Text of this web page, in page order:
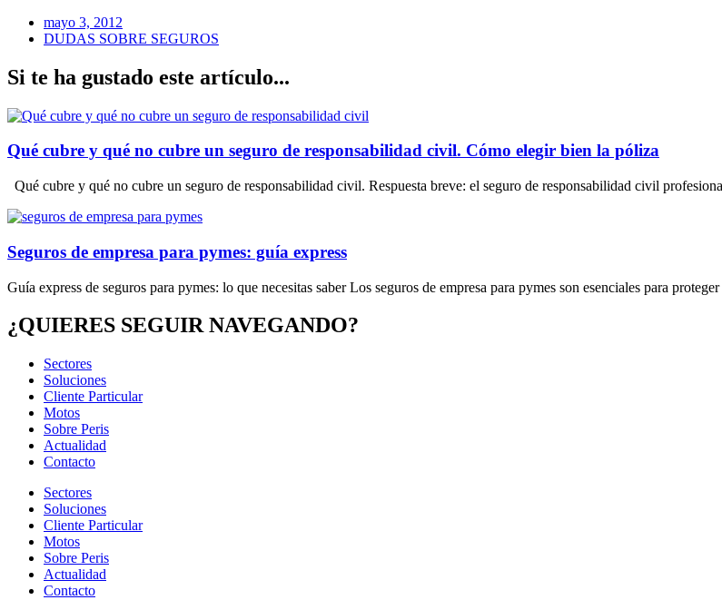
mayo 3, 2012
DUDAS SOBRE SEGUROS
Si te ha gustado este artículo...
Qué cubre y qué no cubre un seguro de responsabilidad civil. Cómo elegir bien la póliza
Qué cubre y qué no cubre un seguro de responsabilidad civil. Respuesta breve: el seguro de responsabilidad civil
Seguros de empresa para pymes: guía express
Guía express de seguros para pymes: lo que necesitas saber Los seguros de empresa para pymes son esenciales para
¿QUIERES SEGUIR NAVEGANDO?
Sectores
Soluciones
Cliente Particular
Motos
Sobre Peris
Actualidad
Contacto
Sectores
Soluciones
Cliente Particular
Motos
Sobre Peris
Actualidad
Contacto